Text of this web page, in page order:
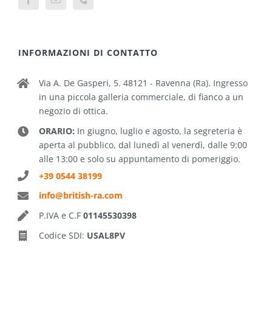
INFORMAZIONI DI CONTATTO
Via A. De Gasperi, 5. 48121 - Ravenna (Ra). Ingresso
in una piccola galleria commerciale, di fianco a un
negozio di ottica.
ORARIO: In giugno, luglio e agosto, la segreteria è
aperta al pubblico, dal lunedì al venerdì, dalle 9:00
alle 13:00 e solo su appuntamento di pomeriggio.
+39 0544 38199
info@british-ra.com
P.IVA e C.F 01145530398
Codice SDI: USAL8PV